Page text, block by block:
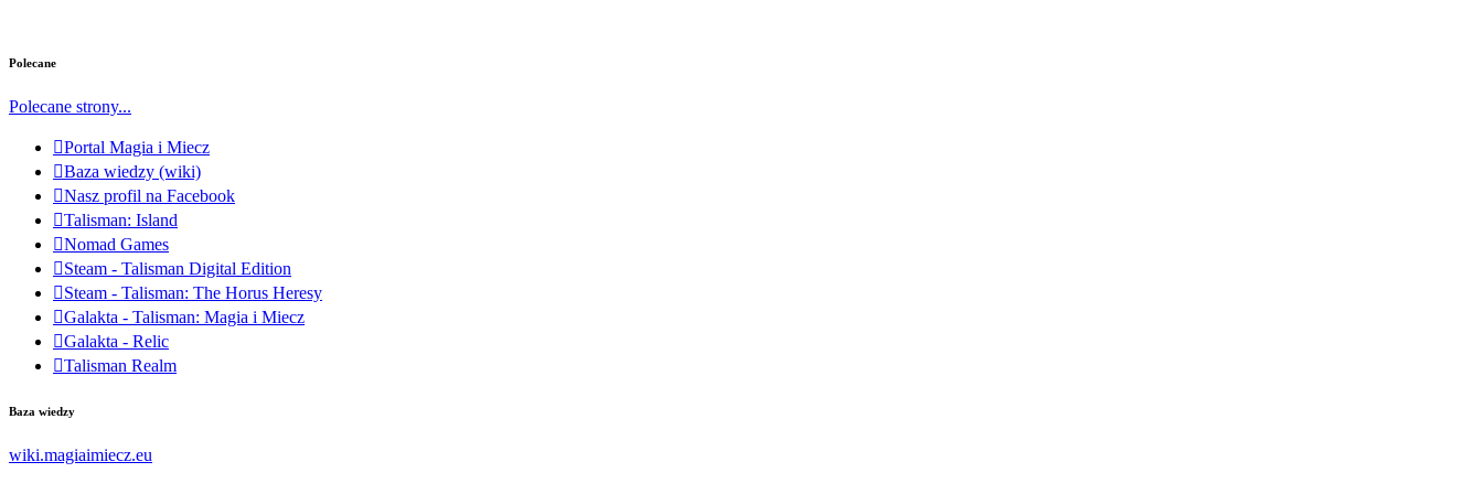
Polecane
Polecane strony...
Portal Magia i Miecz
Baza wiedzy (wiki)
Nasz profil na Facebook
Talisman: Island
Nomad Games
Steam - Talisman Digital Edition
Steam - Talisman: The Horus Heresy
Galakta - Talisman: Magia i Miecz
Galakta - Relic
Talisman Realm
Baza wiedzy
wiki.magiaimiecz.eu